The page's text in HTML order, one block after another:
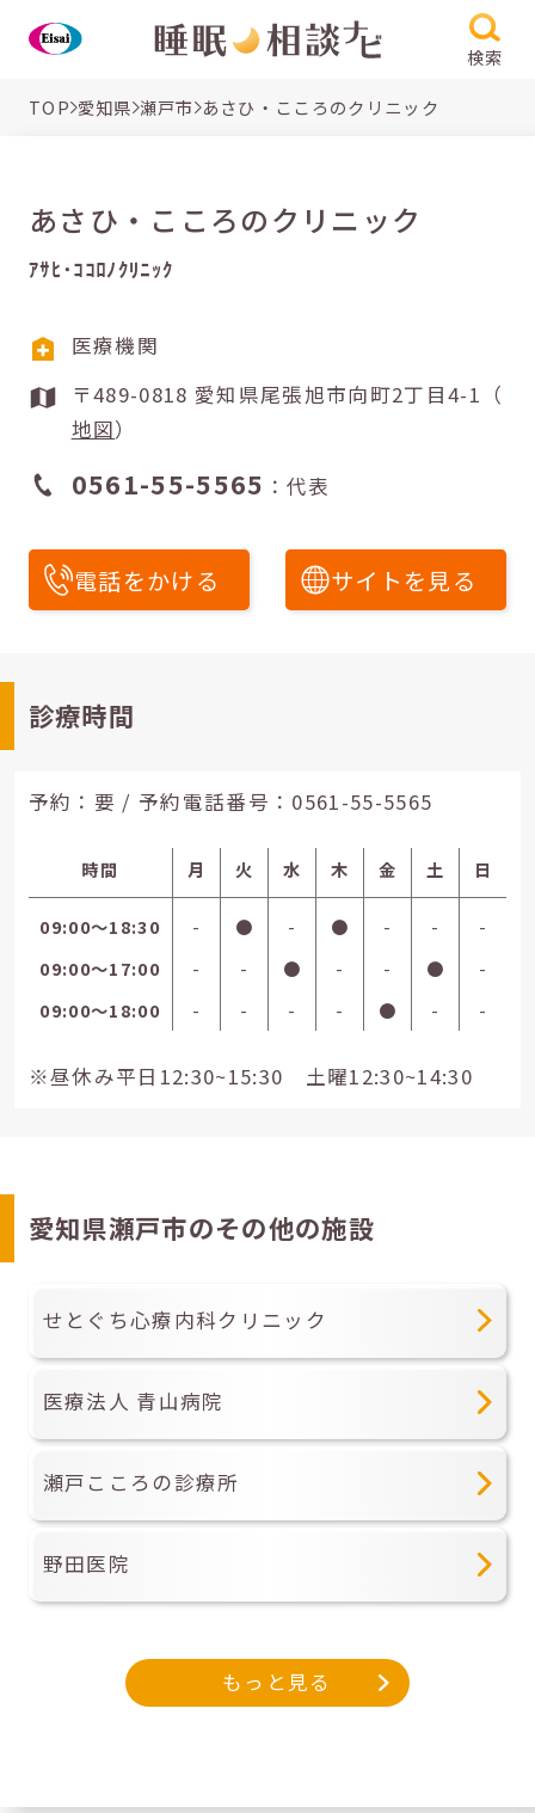
検索
TOP 愛知県 瀬戸市 あさひ・こころのクリニック
あさひ・こころのクリニック
ｱｻﾋ･ｺｺﾛﾉｸﾘﾆｯｸ
医療機関
〒489-0818 愛知県尾張旭市向町2丁目4-1（
地図）
0561-55-5565 ：代表
電話をかける サイトを見る
診療時間
予約：要 / 予約電話番号： 0561-55-5565
時間 月 火 水 木 金 土 日
09:00〜18:30 - ● - ● - -
-
09:00〜17:00
- - ● - - ●
-
09:00〜18:00
- - - - ● - -
※昼休み平日12:30~15:30 土曜12:30~14:30
愛知県瀬戸市のその他の施設
せとぐち心療内科クリニック
医療法人 青山病院
瀬戸こころの診療所
野田医院
もっと見る